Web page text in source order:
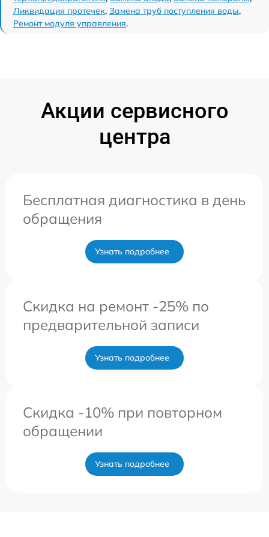
Ликвидация протечек, Замена труб поступления воды,
Ремонт модуля управления.
Акции сервисного
центра
Бесплатная диагностика в день
обращения
Узнать подробнее
Скидка на ремонт -25% по
предварительной записи
Узнать подробнее
Скидка -10% при повторном
обращении
Узнать подробнее